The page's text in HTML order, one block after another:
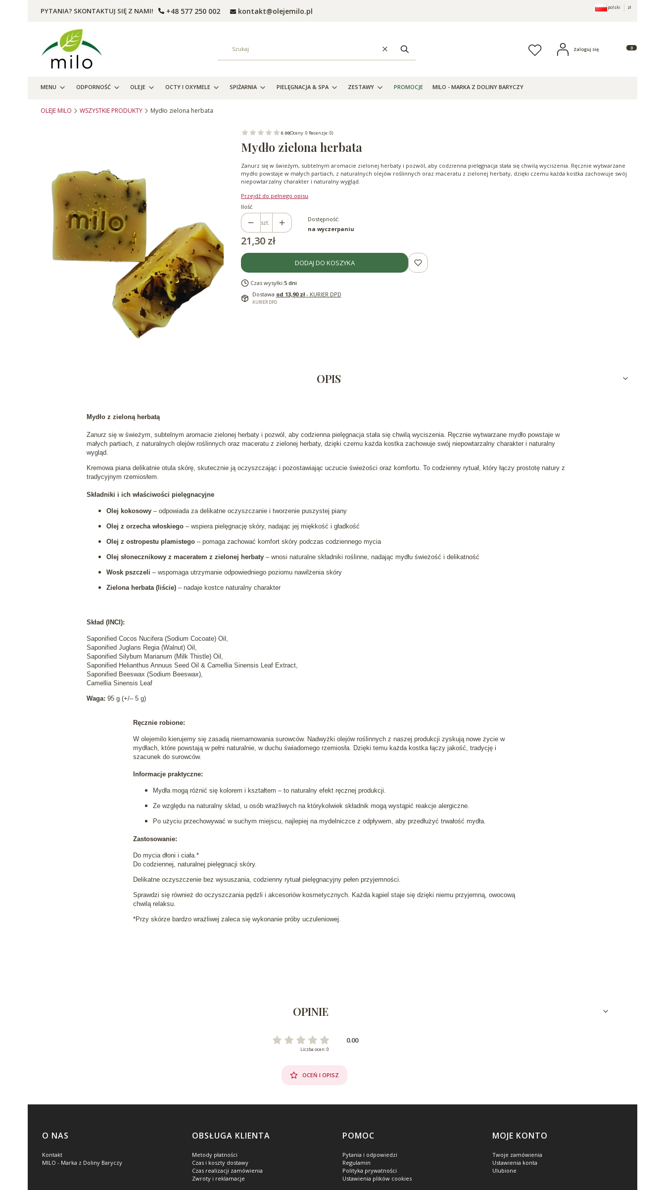
PYTANIA? SKONTAKTUJ SIĘ Z NAMI! +48 577 250 002 kontakt@olejemilo.pl polski zł
WyczyśćSzukaj Ulubione Zaloguj się Produkty w
MENU ODPORNOŚĆ OLEJE OCTY I OXYMELE SPIŻARNIA PIELĘGNACJA & SPA ZESTAWY PROMOCJE MILO - MARKA Z DOLINY BARYCZY
OLEJE MILO WSZYSTKIE PRODUKTY Mydło zielona herbata
0.00(Oceny: 0 Recenzje: 0)
Mydło zielona herbata
Zanurz się w świeżym, subtelnym aromacie zielonej herbaty i pozwól, aby codzienna pielęgnacja stała się chwilą wyciszenia. Ręcznie wytwarzane
mydło powstaje w małych partiach, z naturalnych olejów roślinnych oraz maceratu z zielonej herbaty, dzięki czemu każda kostka zachowuje swój
niepowtarzalny charakter i naturalny wygląd.
Przejdź do pełnego opisu
Ilość
szt.
Dostępność:
na wyczerpaniu
Cena
21,30 zł
DODAJ DO KOSZYKA
Czas wysyłki:5 dni
Dostawa od 13,90 zł- KURIER DPD
KURIER DPD
OPIS
Mydło z zieloną herbatą
Zanurz się w świeżym, subtelnym aromacie zielonej herbaty i pozwól, aby codzienna pielęgnacja stała się chwilą wyciszenia. Ręcznie wytwarzane mydło powstaje w
małych partiach, z naturalnych olejów roślinnych oraz maceratu z zielonej herbaty, dzięki czemu każda kostka zachowuje swój niepowtarzalny charakter i naturalny
wygląd.
Kremowa piana delikatnie otula skórę, skutecznie ją oczyszczając i pozostawiając uczucie świeżości oraz komfortu. To codzienny rytuał, który łączy prostotę natury z
tradycyjnym rzemiosłem.
Składniki i ich właściwości pielęgnacyjne
Olej kokosowy– odpowiada za delikatne oczyszczanie i tworzenie puszystej piany
Olej z orzecha włoskiego– wspiera pielęgnację skóry, nadając jej miękkość i gładkość
Olej z ostropestu plamistego– pomaga zachować komfort skóry podczas codziennego mycia
Olej słonecznikowy z maceratem z zielonej herbaty– wnosi naturalne składniki roślinne, nadając mydłu świeżość i delikatność
Wosk pszczeli – wspomaga utrzymanie odpowiedniego poziomu nawilżenia skóry
Zielona herbata (liście)– nadaje kostce naturalny charakter
Skład (INCI):
Saponified Cocos Nucifera (Sodium Cocoate) Oil,
Saponified Juglans Regia (Walnut) Oil,
Saponified Silybum Marianum (Milk Thistle) Oil,
Saponified Helianthus Annuus Seed Oil & Camellia Sinensis Leaf Extract,
Saponified Beeswax (Sodium Beeswax),
Camellia Sinensis Leaf
Waga: 95 g (+/– 5 g)
Ręcznie robione:
W olejemilo kierujemy się zasadą niemarnowania surowców. Nadwyżki olejów roślinnych z naszej produkcji zyskują nowe życie w
mydłach, które powstają w pełni naturalnie, w duchu świadomego rzemiosła. Dzięki temu każda kostka łączy jakość, tradycję i
szacunek do surowców.
Informacje praktyczne:
Mydła mogą różnić się kolorem i kształtem – to naturalny efekt ręcznej produkcji.
Ze względu na naturalny skład, u osób wrażliwych na którykolwiek składnik mogą wystąpić reakcje alergiczne.
Po użyciu przechowywać w suchym miejscu, najlepiej na mydelniczce z odpływem, aby przedłużyć trwałość mydła.
Zastosowanie:
Do mycia dłoni i ciała.*
Do codziennej, naturalnej pielęgnacji skóry.
Delikatne oczyszczenie bez wysuszania, codzienny rytuał pielęgnacyjny pełen przyjemności.
Sprawdzi się również do oczyszczania pędzli i akcesoriów kosmetycznych. Każda kąpiel staje się dzięki niemu przyjemną, owocową
chwilą relaksu.
*Przy skórze bardzo wrażliwej zaleca się wykonanie próby uczuleniowej.
OPINIE
0.00
Liczba ocen: 0
OCEŃ I OPISZ
Linki w stopce
O NAS
Kontakt
MILO - Marka z Doliny Baryczy
OBSŁUGA KLIENTA
Metody płatności
Czas i koszty dostawy
Czas realizacji zamówienia
Zwroty i reklamacje
POMOC
Pytania i odpowiedzi
Regulamin
Polityka prywatności
Ustawienia plików cookies
MOJE KONTO
Twoje zamówienia
Ustawienia konta
Ulubione